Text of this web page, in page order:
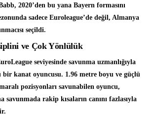
2020’den bu yana Bayern formasını
sadece Euroleague’de değil, Almanya
seçildi.
ve Çok Yönlülük
seviyesinde savunma uzmanlığıyla
bir kanat oyuncusu. 1.96 metre boyu ve güçlü
pozisyonları savunabilen oyuncu,
savunmada rakip kısaların canını fazlasıyla